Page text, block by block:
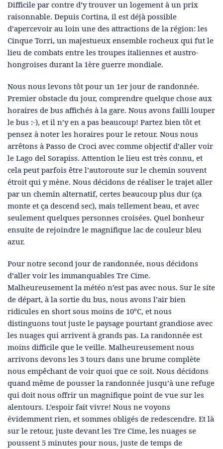
Difficile par contre d’y trouver un logement à un prix
raisonnable. Depuis Cortina, il est déjà possible
d’apercevoir au loin une des attractions de la région: les
Cinque Torri, un majestueux ensemble rocheux qui fut le
lieu de combats entre les troupes italiennes et austro-
hongroises durant la 1ère guerre mondiale.
Nous nous levons tôt pour un 1er jour de randonnée.
Premier obstacle du jour, comprendre quelque chose aux
horaires de bus affichés à la gare. Nous avons failli louper
le bus :-), et il n’y en a pas beaucoup! Partez bien tôt et
pensez à noter les horaires pour le retour. Nous nous
arrêtons à Passo de Croci avec comme objectif d’aller voir
le Lago del Sorapiss. Attention le lieu est très connu, et
cela peut parfois être l’autoroute sur le chemin souvent
étroit qui y mène. Nous décidons de réaliser le trajet aller
par un chemin alternatif, certes beaucoup plus dur (ça
monte et ça descend sec), mais tellement beau, et avec
seulement quelques personnes croisées. Quel bonheur
ensuite de rejoindre le magnifique lac de couleur bleu
azur.
Pour notre second jour de randonnée, nous décidons
d’aller voir les immanquables Tre Cime.
Malheureusement la météo n’est pas avec nous. Sur le site
de départ, à la sortie du bus, nous avons l’air bien
ridicules en short sous moins de 10°C, et nous
distinguons tout juste le paysage pourtant grandiose avec
les nuages qui arrivent à grands pas. La randonnée est
moins difficile que le veille. Malheureusement nous
arrivons devons les 3 tours dans une brume complète
nous empêchant de voir quoi que ce soit. Nous décidons
quand même de pousser la randonnée jusqu’à une refuge
qui doit nous offrir un magnifique point de vue sur les
alentours. L’espoir fait vivre! Nous ne voyons
évidemment rien, et sommes obligés de redescendre. Et là
sur le retour, juste devant les Tre Cime, les nuages se
poussent 5 minutes pour nous, juste de temps de